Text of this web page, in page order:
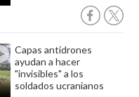
Capas antidrones
ayudan a hacer
"invisibles" a los
soldados ucranianos